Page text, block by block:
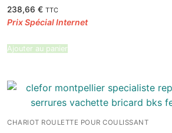
238,66 € TTC
Ajouter au panier
CHARIOT ROULETTE POUR COULISSANT